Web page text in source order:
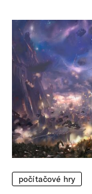
počítačové hry